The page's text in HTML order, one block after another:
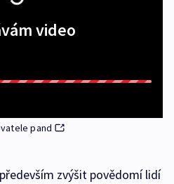
video
pand
zvýšit povědomí lidí